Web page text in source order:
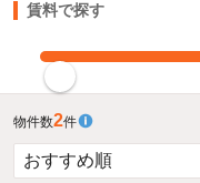
賃料で探す
物件数2件